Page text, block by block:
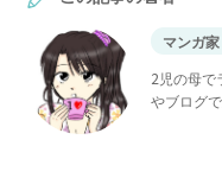
マンガ
2児の母で
やブログ